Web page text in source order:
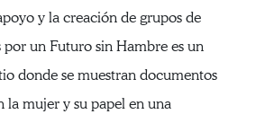
y la creación de grupos de
por un Futuro sin Hambre es un
donde se muestran documentos
la mujer y su papel en una